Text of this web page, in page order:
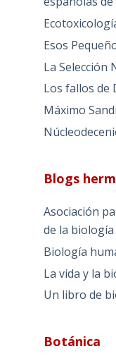
Esos
La Selección
Los fallos de
Máximo
Blogs
Asociación
de la biología
Biología
La vida y la
Un libro de
Botánica